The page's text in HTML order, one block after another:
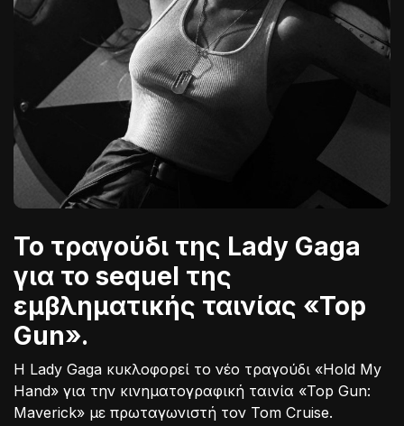
Το τραγούδι της Lady Gaga
για το sequel της
εμβληματικής ταινίας «Top
Gun».
Η Lady Gaga κυκλοφορεί το νέο τραγούδι «Hold My
Hand» για την κινηματογραφική ταινία «Top Gun:
Maverick» με πρωταγωνιστή τον Tom Cruise.